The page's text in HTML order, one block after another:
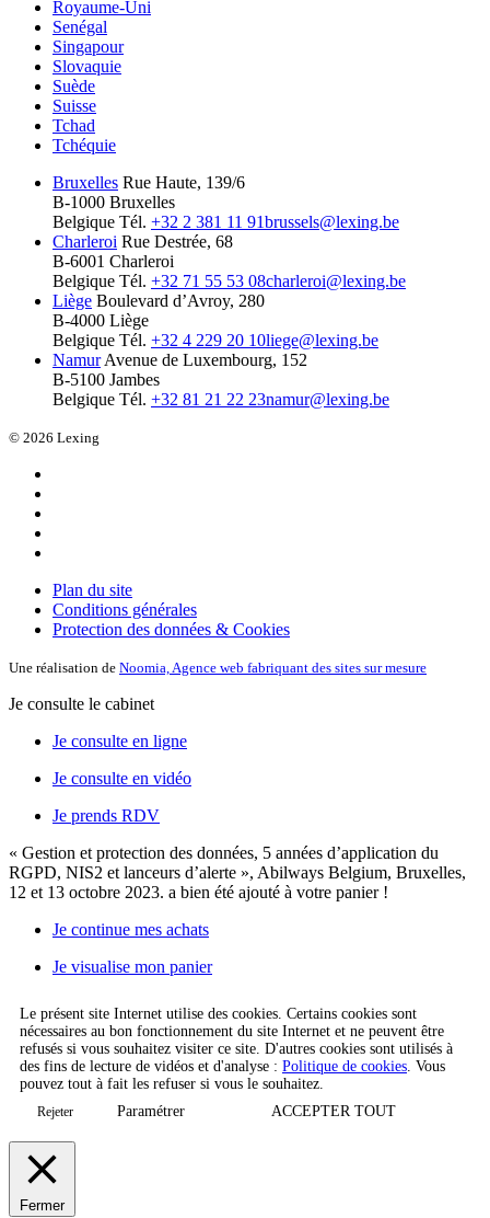
Royaume-Uni
Senégal
Singapour
Slovaquie
Suède
Suisse
Tchad
Tchéquie
Bruxelles Rue Haute, 139/6
B-1000 Bruxelles
Belgique Tél. +32 2 381 11 91brussels@lexing.be
Charleroi Rue Destrée, 68
B-6001 Charleroi
Belgique Tél. +32 71 55 53 08charleroi@lexing.be
Liège Boulevard d’Avroy, 280
B-4000 Liège
Belgique Tél. +32 4 229 20 10liege@lexing.be
Namur Avenue de Luxembourg, 152
B-5100 Jambes
Belgique Tél. +32 81 21 22 23namur@lexing.be
© 2026 Lexing
Plan du site
Conditions générales
Protection des données & Cookies
Une réalisation de Noomia, Agence web fabriquant des sites sur mesure
Je consulte le cabinet
Je consulte en ligne
Je consulte en vidéo
Je prends RDV
« Gestion et protection des données, 5 années d’application du
RGPD, NIS2 et lanceurs d’alerte », Abilways Belgium, Bruxelles,
12 et 13 octobre 2023. a bien été ajouté à votre panier !
Je continue mes achats
Je visualise mon panier
Le présent site Internet utilise des cookies. Certains cookies sont
nécessaires au bon fonctionnement du site Internet et ne peuvent être
refusés si vous souhaitez visiter ce site. D'autres cookies sont utilisés à
des fins de lecture de vidéos et d'analyse : Politique de cookies . Vous
pouvez tout à fait les refuser si vous le souhaitez.
Rejeter Paramétrer ACCEPTER TOUT
Fermer